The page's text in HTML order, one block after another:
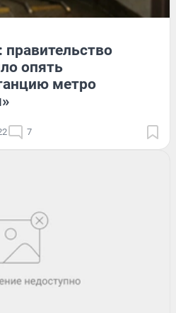
правительство
опять
метро
7